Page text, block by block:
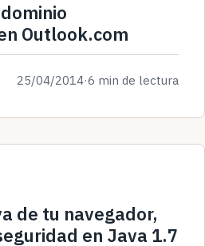
Outlook.com
25/04/2014·6 min de lectura
de tu navegador,
en Java 1.7